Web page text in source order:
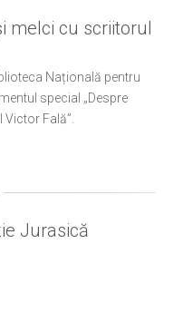
melci cu scriitorul
Națională pentru
special „Despre
Fală”.
Jurasică